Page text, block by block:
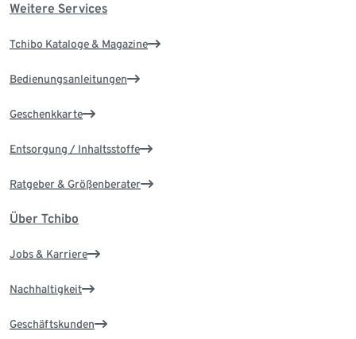
Weitere Services
Tchibo Kataloge & Magazine
Bedienungsanleitungen
Geschenkkarte
Entsorgung / Inhaltsstoffe
Ratgeber & Größenberater
Über Tchibo
Jobs & Karriere
Nachhaltigkeit
Geschäftskunden